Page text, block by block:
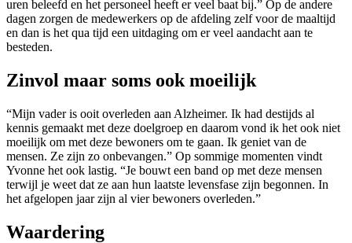
uren beleefd en het personeel heeft er veel baat bij.” Op de andere
dagen zorgen de medewerkers op de afdeling zelf voor de maaltijd
en dan is het qua tijd een uitdaging om er veel aandacht aan te
besteden.
Zinvol maar soms ook moeilijk
“Mijn vader is ooit overleden aan Alzheimer. Ik had destijds al
kennis gemaakt met deze doelgroep en daarom vond ik het ook niet
moeilijk om met deze bewoners om te gaan. Ik geniet van de
mensen. Ze zijn zo onbevangen.” Op sommige momenten vindt
Yvonne het ook lastig. “Je bouwt een band op met deze mensen
terwijl je weet dat ze aan hun laatste levensfase zijn begonnen. In
het afgelopen jaar zijn al vier bewoners overleden.”
Waardering